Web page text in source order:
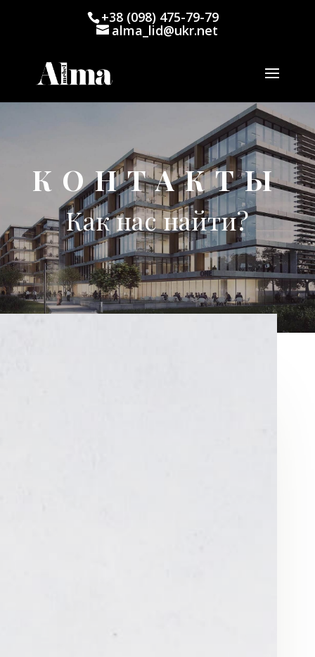
+38 (098) 475-79-79
alma_lid@ukr.net
КОНТАКТЫ
Как нас найти?